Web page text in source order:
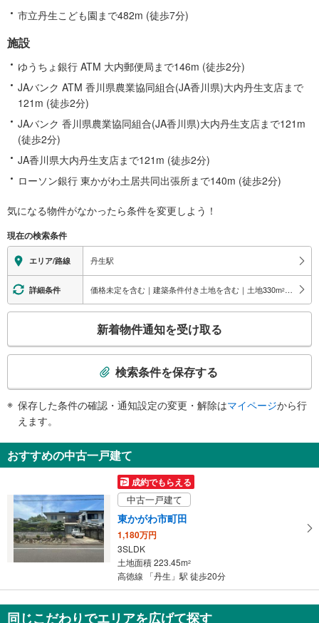
市立丹生こども園まで482m (徒歩7分)
施設
ゆうちょ銀行 ATM 大内郵便局まで146m (徒歩2分)
JAバンク ATM 香川県農業協同組合(JA香川県)大内丹生支店まで
121m (徒歩2分)
JAバンク 香川県農業協同組合(JA香川県)大内丹生支店まで121m
(徒歩2分)
JA香川県大内丹生支店まで121m (徒歩2分)
ローソン銀行 東かがわ土居共同出張所まで140m (徒歩2分)
気になる物件がなかったら条件を変更しよう！
現在の検索条件
エリア/路線 丹生駅
詳細条件 価格未定を含む｜建築条件付き土地を含む｜土地330m2 以上
検
知
を
け
取
る
・
マ
イ
新着物件通知を受け取る
検索条件を保存する
保存した条件の確認・通知設定の変更・解除はマイページから行
えます。
おすすめの中古一戸建て
成約でもらえる
中古一戸建て
東かがわ市町田
1,180万円
3SLDK
土地面積 223.45m2
高徳線 「丹生」駅 徒歩20分
同じこだわりでエリアを広げて探す